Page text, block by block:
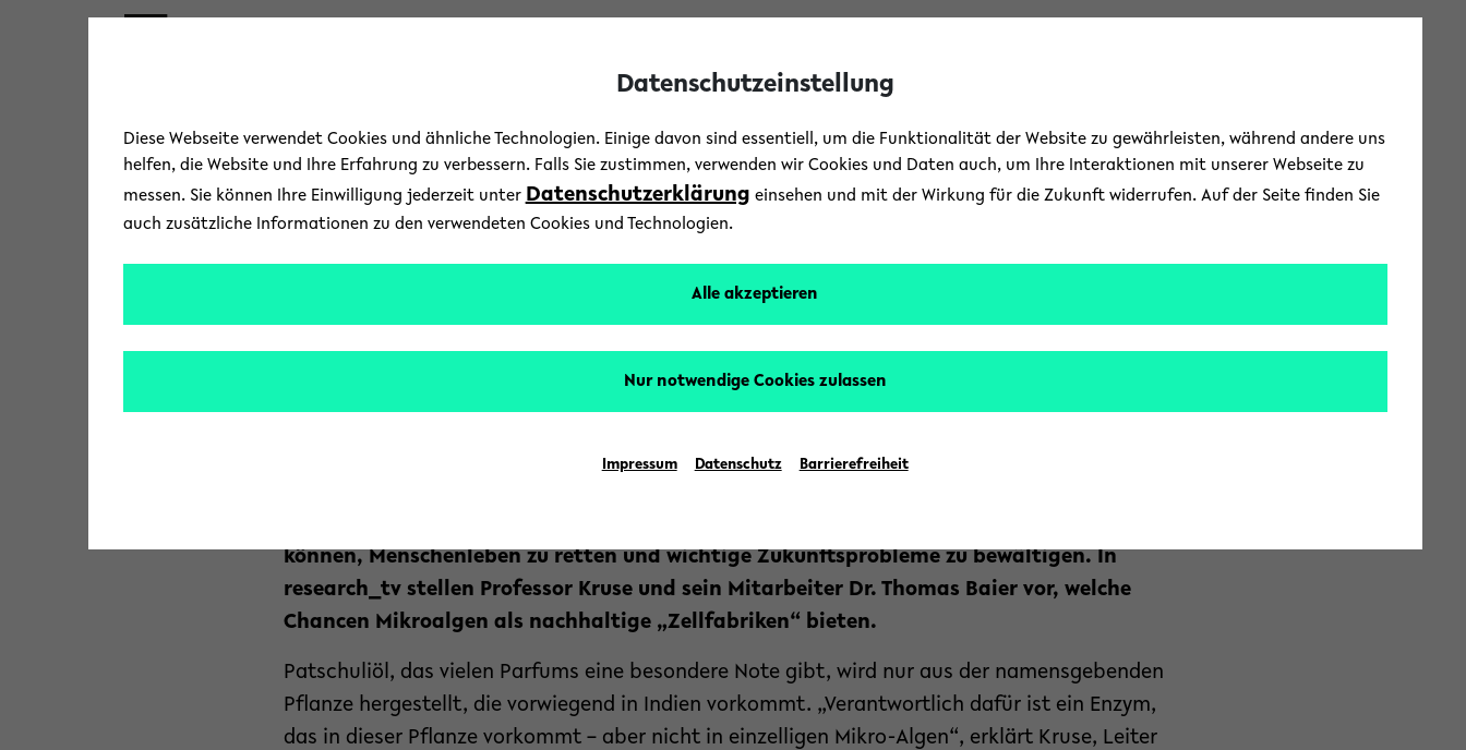
Skip to main content
« Zurück zur Übersicht
Forschung
Mikroalgen als genügsame Rohstofflieferanten
Text: Jan-Henning Rogge (Text)
Team einige mediale Aufmerksamkeit gewiss. Doch das eigentliche Interesse des
können, Menschenleben zu retten und wichtige Zukunftsprobleme zu bewältigen. In
research_tv stellen Professor Kruse und sein Mitarbeiter Dr. Thomas Baier vor, welche
Chancen Mikroalgen als nachhaltige „Zellfabriken“ bieten.
Patschuliöl, das vielen Parfums eine besondere Note gibt, wird nur aus der namensgebenden
Pflanze hergestellt, die vorwiegend in Indien vorkommt. „Verantwortlich dafür ist ein Enzym,
das in dieser Pflanze vorkommt – aber nicht in einzelligen Mikro-Algen“, erklärt Kruse, Leiter
Datenschutzeinstellung
Diese Webseite verwendet Cookies und ähnliche Technologien. Einige davon sind essentiell, um die Funktionalität der Website zu gewährleisten, während andere uns
helfen, die Website und Ihre Erfahrung zu verbessern. Falls Sie zustimmen, verwenden wir Cookies und Daten auch, um Ihre Interaktionen mit unserer Webseite zu
messen. Sie können Ihre Einwilligung jederzeit unter Datenschutzerklärung einsehen und mit der Wirkung für die Zukunft widerrufen. Auf der Seite finden Sie
auch zusätzliche Informationen zu den verwendeten Cookies und Technologien.
Alle akzeptieren
Nur notwendige Cookies zulassen
Impressum Datenschutz Barrierefreiheit